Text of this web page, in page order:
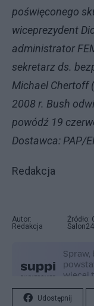
poświęconego
wiceprezydent
administrator
sekretarz ds.
Michael Chertoff
2008 r. Bush
powódź 19
Dostawca: PAP/
Redakcja
Autor:
Redakcja
Źródło:
Salon24
Udostępnij